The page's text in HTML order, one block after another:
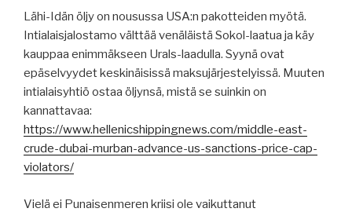
Lähi-Idän öljy on nousussa USA:n pakotteiden myötä.
Intialaisjalostamo välttää venäläistä Sokol-laatua ja käy
kauppaa enimmäkseen Urals-laadulla. Syynä ovat
epäselvyydet keskinäisissä maksujärjestelyissä. Muuten
intialaisyhtiö ostaa öljynsä, mistä se suinkin on
kannattavaa:
https://www.hellenicshippingnews.com/middle-east-
crude-dubai-murban-advance-us-sanctions-price-cap-
violators/
Vielä ei Punaisenmeren kriisi ole vaikuttanut